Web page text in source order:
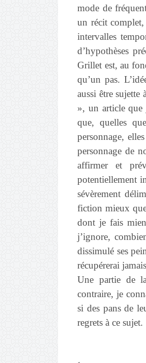
mode de
un récit complet,
intervalles
d’hypothèses
Grillet est, au
qu’un pas.
aussi être sujette
», un article que
que, quelles
personnage,
personnage de
affirmer et
potentiellement
sévèrement
fiction mieux
dont je fais
j’ignore,
dissimulé ses
récupérerai
Une partie de
contraire, je
si des pans de
regrets à ce sujet.